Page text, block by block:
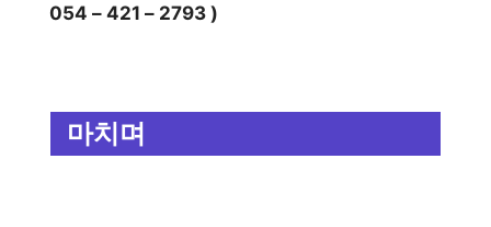
054 – 421 – 2793 )
마치며